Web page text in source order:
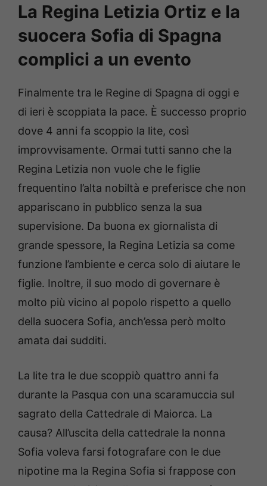
La Regina Letizia Ortiz e la
suocera Sofia di Spagna
complici a un evento
Finalmente tra le Regine di Spagna di oggi e
di ieri è scoppiata la pace. È successo proprio
dove 4 anni fa scoppio la lite, così
improvvisamente. Ormai tutti sanno che la
Regina Letizia non vuole che le figlie
frequentino l’alta nobiltà e preferisce che non
appariscano in pubblico senza la sua
supervisione. Da buona ex giornalista di
grande spessore, la Regina Letizia sa come
funzione l’ambiente e cerca solo di aiutare le
figlie. Inoltre, il suo modo di governare è
molto più vicino al popolo rispetto a quello
della suocera Sofia, anch’essa però molto
amata dai sudditi.
La lite tra le due scoppiò quattro anni fa
durante la Pasqua con una scaramuccia sul
sagrato della Cattedrale di Maiorca. La
causa? All’uscita della cattedrale la nonna
Sofia voleva farsi fotografare con le due
nipotine ma la Regina Sofia si frappose con